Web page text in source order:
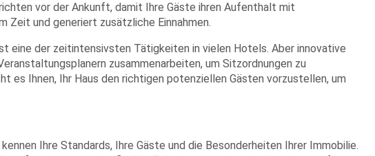
vor der Ankunft, damit Ihre Gäste ihren Aufenthalt mit
und generiert zusätzliche Einnahmen.
eine der zeitintensivsten Tätigkeiten in vielen Hotels. Aber innovative
zusammenarbeiten, um Sitzordnungen zu
es Ihnen, Ihr Haus den richtigen potenziellen Gästen vorzustellen, um
Ihre Standards, Ihre Gäste und die Besonderheiten Ihrer Immobilie.